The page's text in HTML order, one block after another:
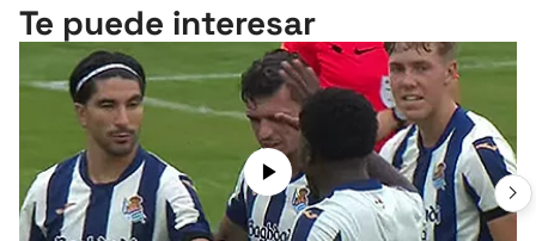
Te puede interesar